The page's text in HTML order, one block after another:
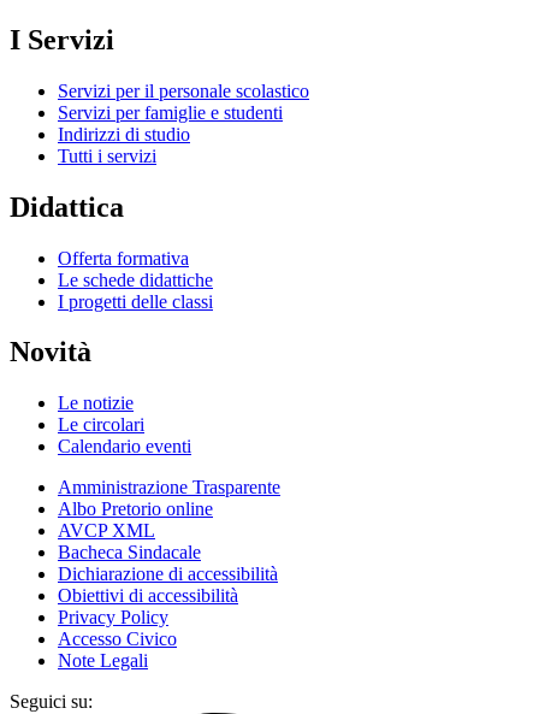
I Servizi
Servizi per il personale scolastico
Servizi per famiglie e studenti
Indirizzi di studio
Tutti i servizi
Didattica
Offerta formativa
Le schede didattiche
I progetti delle classi
Novità
Le notizie
Le circolari
Calendario eventi
Amministrazione Trasparente
Albo Pretorio online
AVCP XML
Bacheca Sindacale
Dichiarazione di accessibilità
Obiettivi di accessibilità
Privacy Policy
Accesso Civico
Note Legali
Seguici su: